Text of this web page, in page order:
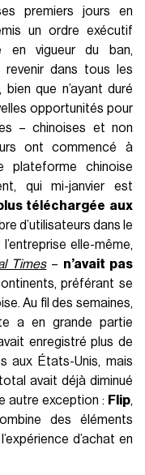
premiers jours en
un ordre exécutif
en vigueur du ban,
revenir dans tous les
que n’ayant duré
opportunités pour
– chinoises et non
ont commencé à
plateforme chinoise
qui mi-janvier est
téléchargée aux
d’utilisateurs dans le
elle-même,
Times– n’avait pas
préférant se
Au fil des semaines,
a en grande partie
enregistré plus de
aux États-Unis, mais
avait déjà diminué
autre exception : Flip,
des éléments
d’achat en